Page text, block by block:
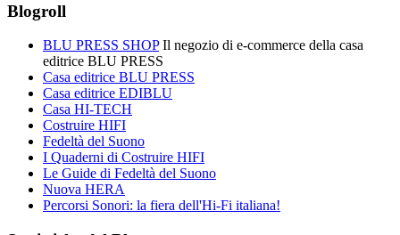
Blogroll
BLU PRESS SHOPIl negozio di e-commerce della casa
editrice BLU PRESS
Casa editrice BLU PRESS
Casa editrice EDIBLU
Casa HI-TECH
Costruire HIFI
Fedeltà del Suono
I Quaderni di Costruire HIFI
Le Guide di Fedeltà del Suono
Nuova HERA
Percorsi Sonori: la fiera dell'Hi-Fi italiana!